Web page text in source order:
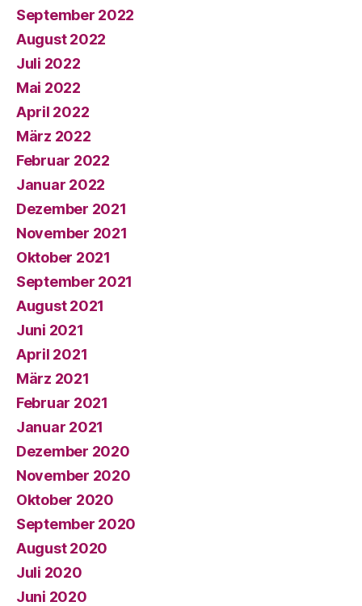
September 2022
August 2022
Juli 2022
Mai 2022
April 2022
März 2022
Februar 2022
Januar 2022
Dezember 2021
November 2021
Oktober 2021
September 2021
August 2021
Juni 2021
April 2021
März 2021
Februar 2021
Januar 2021
Dezember 2020
November 2020
Oktober 2020
September 2020
August 2020
Juli 2020
Juni 2020